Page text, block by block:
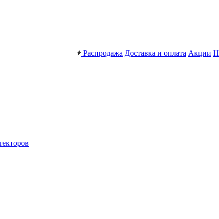
Распродажа Доставка и оплата Акции